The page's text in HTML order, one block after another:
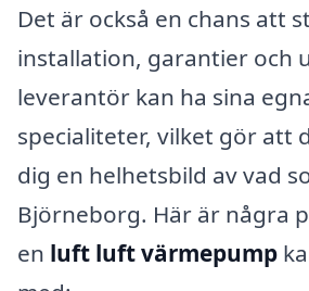
Det är också en chans att
installation, garantier och
leverantör kan ha sina
specialiteter, vilket gör att
dig en helhetsbild av vad
Björneborg. Här är några
en luft luft värmepump